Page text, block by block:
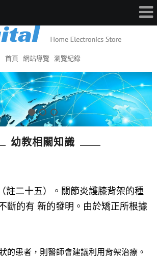
首頁 網站導覽 瀏覽紀錄
幼教相關知識
註二十五）。關節炎護膝背架的種
斷的有 新的發明。由於矯正所根據
的患者，則醫師會建議利用背架治療。